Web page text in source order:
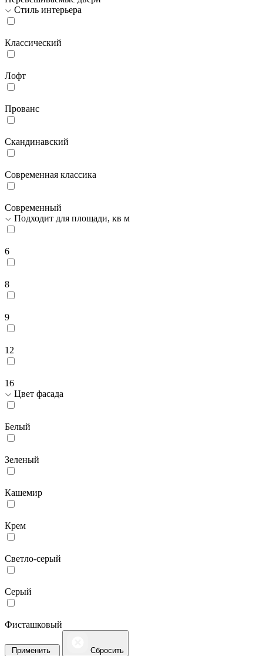
Стиль интерьера
Классический
Лофт
Прованс
Скандинавский
Современная классика
Современный
Подходит для площади, кв м
6
8
9
12
16
Цвет фасада
Белый
Зеленый
Кашемир
Крем
Светло-серый
Серый
Фисташковый
Применить Сбросить